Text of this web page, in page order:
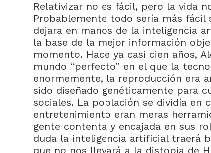
Relativizar no es fácil, pero la vida
Probablemente todo sería más fácil
dejara en manos de la inteligencia
la base de la mejor información
momento. Hace ya casi cien años,
mundo “perfecto” en el que la
enormemente, la reproducción era
sido diseñado genéticamente para
sociales. La población se dividía en
entretenimiento eran meras
gente contenta y encajada en sus
duda la inteligencia artificial traerá
que no nos llevará a la distopia de